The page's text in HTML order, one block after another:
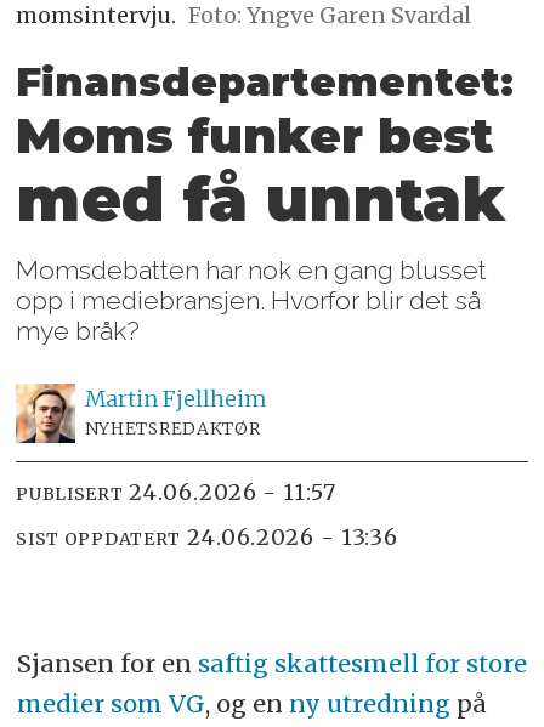
momsintervju. Foto: Yngve Garen Svardal
Finansdepartementet:
Moms funker best
med få unntak
Momsdebatten har nok en gang blusset
opp i mediebransjen. Hvorfor blir det så
mye bråk?
MartinFjellheim
NYHETSREDAKTØR
PUBLISERT 24.06.2026 - 11:57
SIST OPPDATERT 24.06.2026 - 13:36
Sjansen for en saftig skattesmell for store
medier som VG, og en ny utredning på